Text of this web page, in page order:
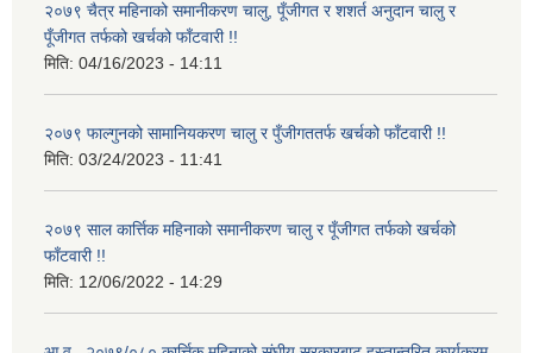
२०७९ चैत्र महिनाको समानीकरण चालु, पूँजीगत र शशर्त अनुदान चालु र
पूँजीगत तर्फको खर्चको फाँटवारी !!
मिति: 04/16/2023 - 14:11
२०७९ फाल्गुनको सामानियकरण चालु र पुँजीगततर्फ खर्चको फाँटवारी !!
मिति: 03/24/2023 - 11:41
२०७९ साल कार्त्तिक महिनाको समानीकरण चालु र पूँजीगत तर्फको खर्चको
फाँटवारी !!
मिति: 12/06/2022 - 14:29